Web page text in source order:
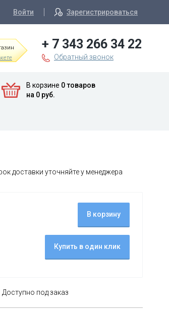
Войти Зарегистрироваться
+ 7 343 266 34 22
Обратный звонок
В корзине 0 товаров
на 0 руб.
доставки уточняйте у менеджера
В корзину
Купить в один клик
Доступно под заказ